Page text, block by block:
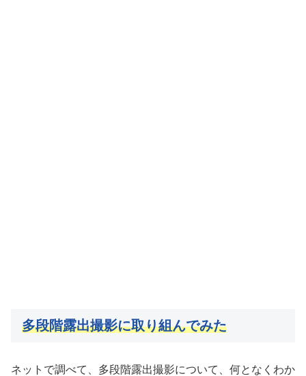
多段階露出撮影に取り組んでみた
ネットで調べて、多段階露出撮影について、何となくわか